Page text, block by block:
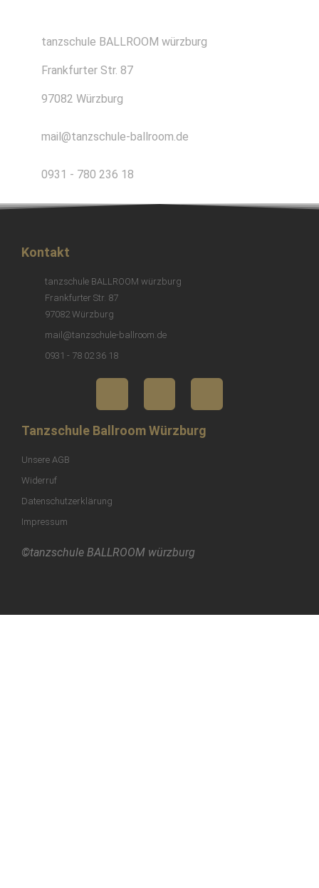
tanzschule BALLROOM würzburg
Frankfurter Str. 87
97082 Würzburg
mail@tanzschule-ballroom.de
0931 - 780 236 18
Kontakt
tanzschule BALLROOM würzburg
Frankfurter Str. 87
97082 Würzburg
mail@tanzschule-ballroom.de
0931 - 78 02 36 18
Tanzschule Ballroom Würzburg
Unsere AGB
Widerruf
Datenschutzerklärung
Impressum
©tanzschule BALLROOM würzburg